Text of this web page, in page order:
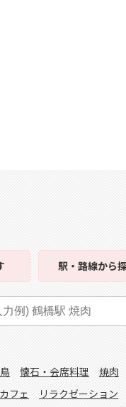
駅・路線から
懐石・会席料理 焼肉
フェ リラクゼーション